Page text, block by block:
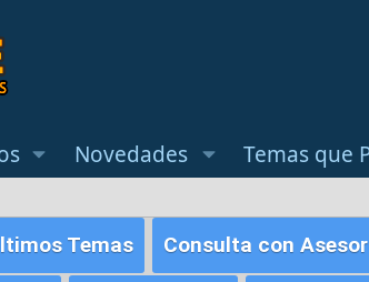
Novedades Temas que
Temas Consulta con